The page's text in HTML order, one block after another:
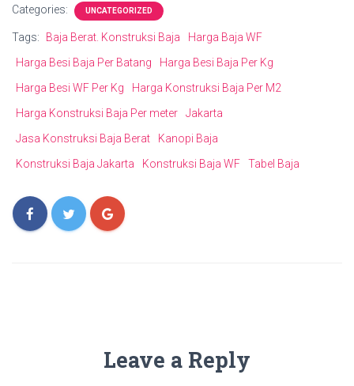
Categories: UNCATEGORIZED
Tags: Baja Berat. Konstruksi Baja
Harga Baja WF
Harga Besi Baja Per Batang
Harga Besi Baja Per Kg
Harga Besi WF Per Kg
Harga Konstruksi Baja Per M2
Harga Konstruksi Baja Per meter
Jakarta
Jasa Konstruksi Baja Berat
Kanopi Baja
Konstruksi Baja Jakarta
Konstruksi Baja WF Tabel Baja
Leave a Reply